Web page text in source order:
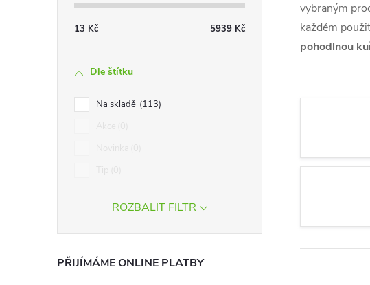
p
a
13 Kč 5939 Kč
Dle štítku
Na skladě 113
ROZBALIT FILTR
PŘIJÍMÁME ONLINE PLATBY
vybraným
každém
pohodlnou